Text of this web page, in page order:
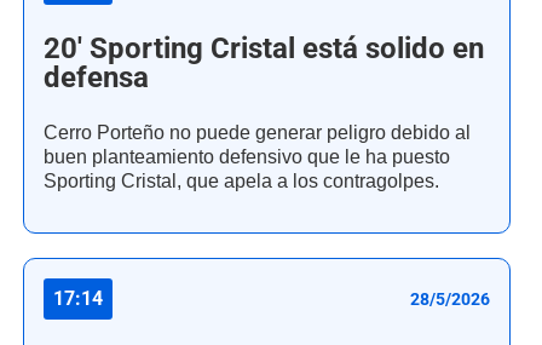
20' Sporting Cristal está solido en
defensa
Cerro Porteño no puede generar peligro debido al
buen planteamiento defensivo que le ha puesto
Sporting Cristal, que apela a los contragolpes.
17:14 28/5/2026